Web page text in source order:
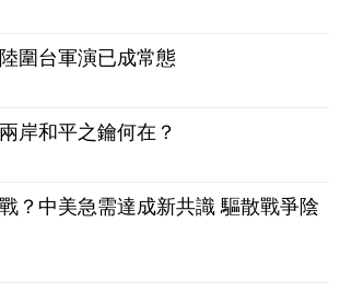
圍台軍演已成常態
岸和平之鑰何在？
？中美急需達成新共識 驅散戰爭陰